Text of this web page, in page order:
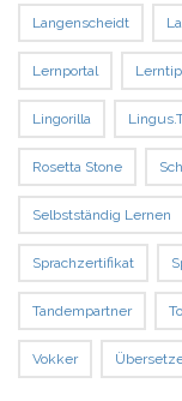
Langenscheidt
Lernportal
Lingorilla
Rosetta Stone
Selbstständig Lernen
Sprachzertifikat
Tandempartner
Vokker